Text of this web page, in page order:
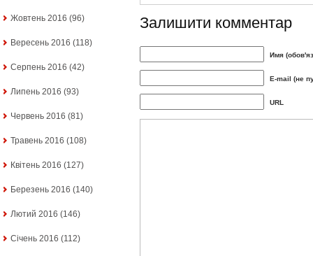
Жовтень 2016 (96)
Вересень 2016 (118)
Серпень 2016 (42)
Липень 2016 (93)
Червень 2016 (81)
Травень 2016 (108)
Квітень 2016 (127)
Березень 2016 (140)
Лютий 2016 (146)
Січень 2016 (112)
Залишити комментар
Имя
E-mail (не
URL